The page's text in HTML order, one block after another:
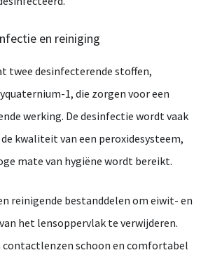
en reiniging
twee desinfecterende stoffen,
1, die zorgen voor een
werking. De desinfectie wordt vaak
kwaliteit van een peroxidesysteem,
mate van hygiëne wordt bereikt.
reinigende bestanddelen om eiwit- en
van het lensoppervlak te verwijderen.
contactlenzen schoon en comfortabel